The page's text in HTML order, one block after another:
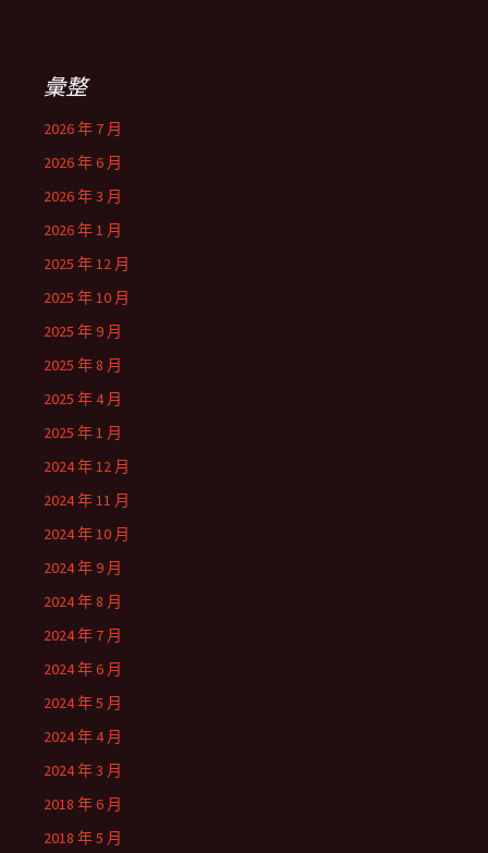
彙整
2026 年 7 月
2026 年 6 月
2026 年 3 月
2026 年 1 月
2025 年 12 月
2025 年 10 月
2025 年 9 月
2025 年 8 月
2025 年 4 月
2025 年 1 月
2024 年 12 月
2024 年 11 月
2024 年 10 月
2024 年 9 月
2024 年 8 月
2024 年 7 月
2024 年 6 月
2024 年 5 月
2024 年 4 月
2024 年 3 月
2018 年 6 月
2018 年 5 月